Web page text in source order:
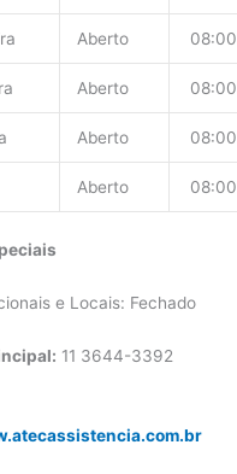
Aberto 08:00
Aberto 08:00
Aberto 08:00
Aberto 08:00
e Locais: Fechado
11 3644-3392